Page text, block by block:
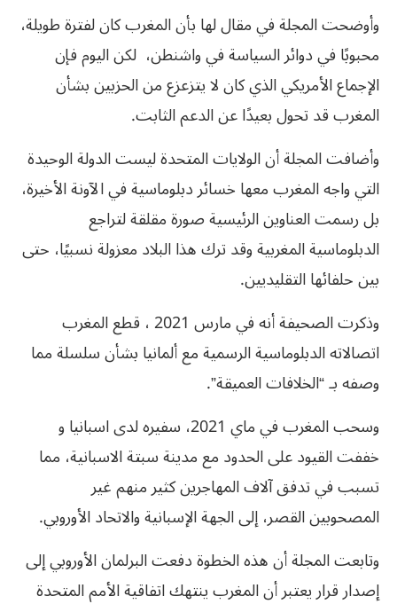
وأوضحت المجلة في مقال لها بأن المغرب كان لفترة طويلة،
محبوبًا في دوائر السياسة في واشنطن، لكن اليوم فإن
الإجماع الأمريكي الذي كان لا يتزعزع من الحزبين بشأن
المغرب قد تحول بعيدًا عن الدعم الثابت.
وأضافت المجلة أن الولايات المتحدة ليست الدولة الوحيدة
التي واجه المغرب معها خسائر دبلوماسية في الآونة الأخيرة،
بل رسمت العناوين الرئيسية صورة مقلقة لتراجع
الدبلوماسية المغربية وقد ترك هذا البلاد معزولة نسبيًا، حتى
بين حلفائها التقليديين.
وذكرت الصحيفة أنه في مارس 2021 ، قطع المغرب
اتصالاته الدبلوماسية الرسمية مع ألمانيا بشأن سلسلة مما
وصفه بـ “الخلافات العميقة”.
وسحب المغرب في ماي 2021، سفيره لدى اسبانيا و
خففت القيود على الحدود مع مدينة سبتة الاسبانية، مما
تسبب في تدفق آلاف المهاجرين كثير منهم غير
المصحوبين القصر، إلى الجهة الإسبانية والاتحاد الأوروبي.
وتابعت المجلة أن هذه الخطوة دفعت البرلمان الأوروبي إلى
إصدار قرار يعتبر أن المغرب ينتهك اتفاقية الأمم المتحدة